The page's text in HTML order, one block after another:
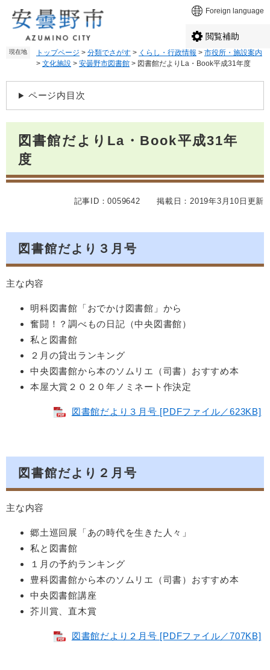
で
。
ば
て
本
Foreign language
閲覧補助
現在地 トップページ > 分類でさがす > くらし・行政情報 > 市役所・施設案内
> 文化施設 > 安曇野市図書館 > 図書館だよりLa・Book平成31年度
ページ内目次
図書館だよりLa・Book平成31年
度
記事ID：0059642 掲載日：2019年3月10日更新
図書館だより３月号
主な内容
明科図書館「おでかけ図書館」から
奮闘！？調べもの日記（中央図書館）
私と図書館
２月の貸出ランキング
中央図書館から本のソムリエ（司書）おすすめ本
本屋大賞２０２０年ノミネート作決定
図書館だより３月号 [PDFファイル／623KB]
図書館だより２月号
主な内容
郷土巡回展「あの時代を生きた人々」
私と図書館
１月の予約ランキング
豊科図書館から本のソムリエ（司書）おすすめ本
中央図書館講座
芥川賞、直木賞
図書館だより２月号 [PDFファイル／707KB]